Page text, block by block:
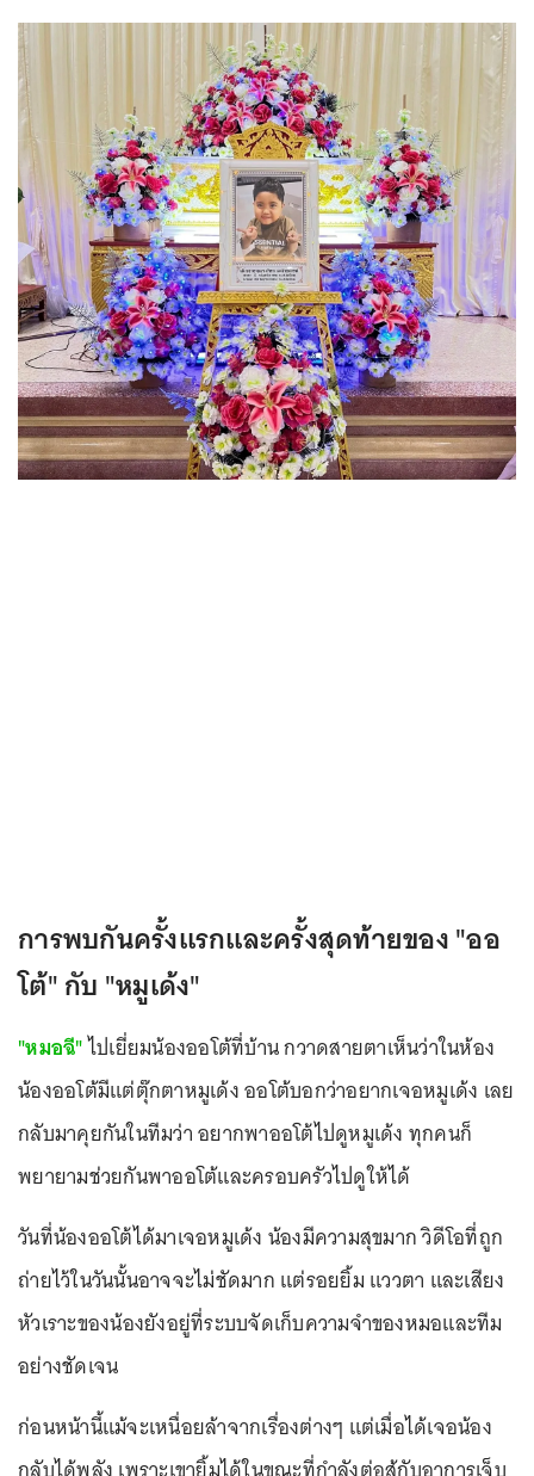
การพบกันครั้งแรกและครั้งสุดท้ายของ "ออ
โต้" กับ "หมูเด้ง"
"หมอฉี"ไปเยี่ยมน้องออโต้ที่บ้าน กวาดสายตาเห็นว่าในห้อง
น้องออโต้มีแต่ตุ๊กตาหมูเด้ง ออโต้บอกว่าอยากเจอหมูเด้ง เลย
กลับมาคุยกันในทีมว่า อยากพาออโต้ไปดูหมูเด้ง ทุกคนก็
พยายามช่วยกันพาออโต้และครอบครัวไปดูให้ได้
วันที่น้องออโต้ได้มาเจอหมูเด้ง น้องมีความสุขมาก วิดีโอที่ถูก
ถ่ายไว้ในวันนั้นอาจจะไม่ชัดมาก แต่รอยยิ้ม แววตา และเสียง
หัวเราะของน้องยังอยู่ที่ระบบจัดเก็บความจำของหมอและทีม
อย่างชัดเจน
ก่อนหน้านี้แม้จะเหนื่อยล้าจากเรื่องต่างๆ แต่เมื่อได้เจอน้อง